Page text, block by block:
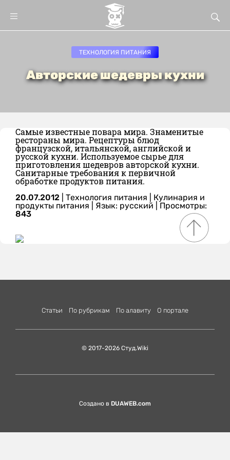
ТЕХНОЛОГИЯ ПИТАНИЯ
Авторские шедевры кухни
Самые известные повара мира. Знаменитые
рестораны мира. Рецептуры блюд
французской, итальянской, английской и
русской кухни. Используемое сырье для
приготовления шедевров авторской кухни.
Санитарные требования к первичной
обработке продуктов питания.
20.07.2012 Технология питания
Кулинария и
продукты питания
Язык: русский | Просмотры:
843
Статьи По рубрикам По алавиту О портале
© 2017-2026 Студ.Wiki
Создано в DUAWEB.com